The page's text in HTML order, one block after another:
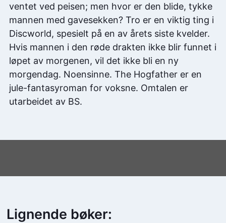
ventet ved peisen; men hvor er den blide, tykke
mannen med gavesekken? Tro er en viktig ting i
Discworld, spesielt på en av årets siste kvelder.
Hvis mannen i den røde drakten ikke blir funnet i
løpet av morgenen, vil det ikke bli en ny
morgendag. Noensinne. The Hogfather er en
jule-fantasyroman for voksne. Omtalen er
utarbeidet av BS.
Lignende bøker: